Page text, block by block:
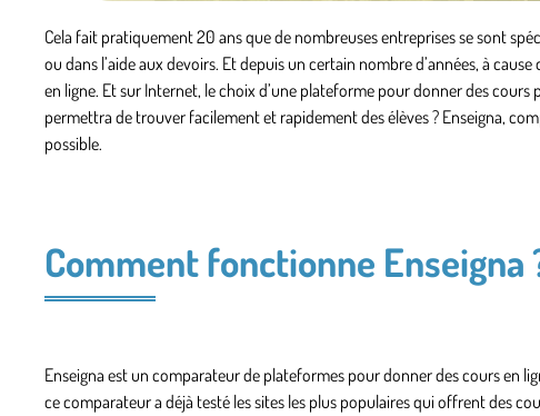
Cela fait pratiquement 20 ans que de nombreuses entreprises se sont
ou dans l’aide aux devoirs. Et depuis un certain nombre d’années, à
en ligne. Et sur Internet, le choix d’une plateforme pour donner des
permettra de trouver facilement et rapidement des élèves ? Enseigna,
possible.
Comment fonctionne Enseigna
Enseigna est un comparateur de plateformes pour donner des cours en
ce comparateur a déjà testé les sites les plus populaires qui offrent des